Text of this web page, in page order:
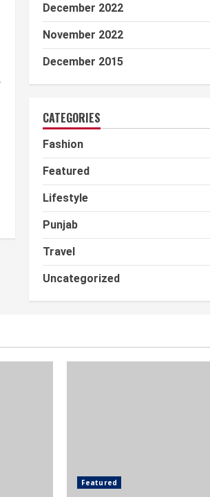
December 2022
November 2022
December 2015
CATEGORIES
Fashion
Featured
Lifestyle
Punjab
Travel
Uncategorized
Featured